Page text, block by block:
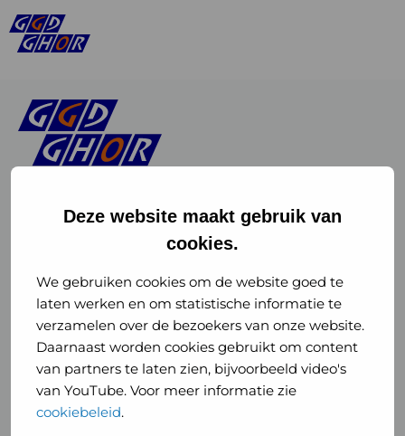
Deze website maakt gebruik van
cookies.
We gebruiken cookies om de website goed te
laten werken en om statistische informatie te
verzamelen over de bezoekers van onze website.
Daarnaast worden cookies gebruikt om content
van partners te laten zien, bijvoorbeeld video's
van YouTube. Voor meer informatie zie
cookiebeleid.
of
GGD
GHOR
Nederland
Instagram
of
GGD
GHOR
Nederland
GGD Reizen op social media
GGD Reizen